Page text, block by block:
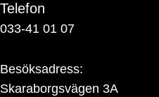
Telefon
033-41 01 07
Besöksadress:
Skaraborgsvägen 3A